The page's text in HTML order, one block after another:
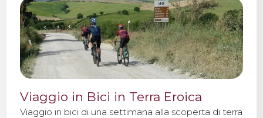
Viaggio in Bici in Terra Eroica
Viaggio in bici di una settimana alla scoperta di terra